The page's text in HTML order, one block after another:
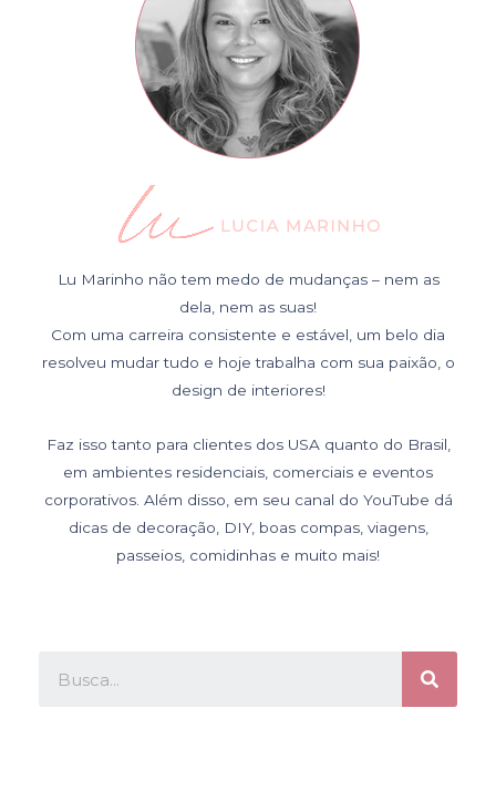
Lu Marinho não tem medo de mudanças – nem as
dela, nem as suas!
Com uma carreira consistente e estável, um belo dia
resolveu mudar tudo e hoje trabalha com sua paixão, o
design de interiores!
Faz isso tanto para clientes dos USA quanto do Brasil,
em ambientes residenciais, comerciais e eventos
corporativos. Além disso, em seu canal do YouTube dá
dicas de decoração, DIY, boas compas, viagens,
passeios, comidinhas e muito mais!